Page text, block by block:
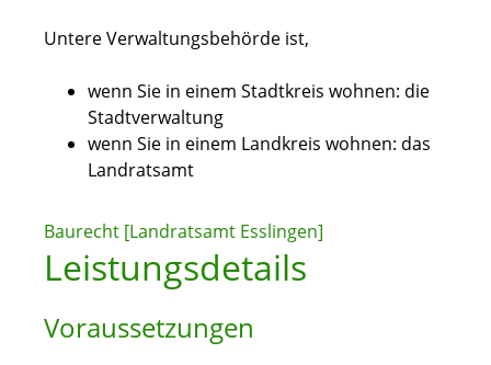
Untere Verwaltungsbehörde ist,
wenn Sie in einem Stadtkreis wohnen: die
Stadtverwaltung
wenn Sie in einem Landkreis wohnen: das
Landratsamt
Baurecht [Landratsamt Esslingen]
Leistungsdetails
Voraussetzungen